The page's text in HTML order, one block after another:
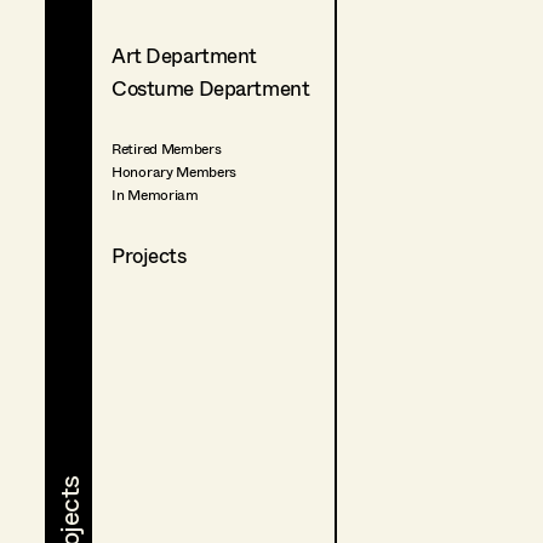
Art Department
Costume Department
Retired Members
Honorary Members
In Memoriam
Projects